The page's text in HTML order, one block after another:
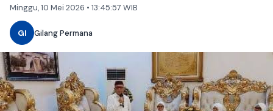
Minggu, 10 Mei 2026 • 13:45:57 WIB
GI Gilang Permana